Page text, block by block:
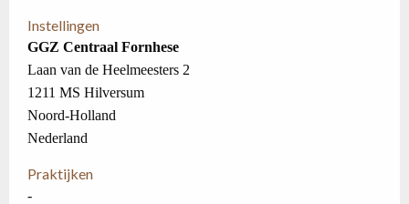
Instellingen
GGZ Centraal Fornhese
Laan van de Heelmeesters 2
1211 MS Hilversum
Noord-Holland
Nederland
Praktijken
-